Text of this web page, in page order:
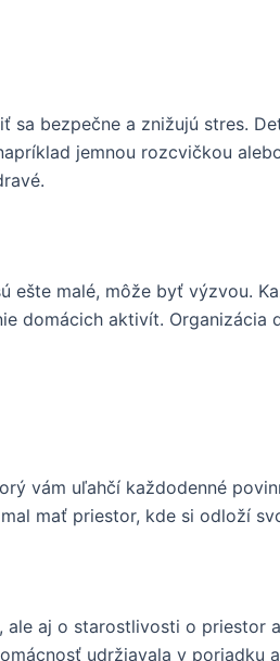
sa bezpečne a znižujú stres.
jemnou rozcvičkou
malé, môže byť výzvou.
domácich aktivít. Organizácia
vám uľahčí každodenné
mať priestor, kde si odloží
aj o starostlivosti o priestor
udržiavala v poriadku